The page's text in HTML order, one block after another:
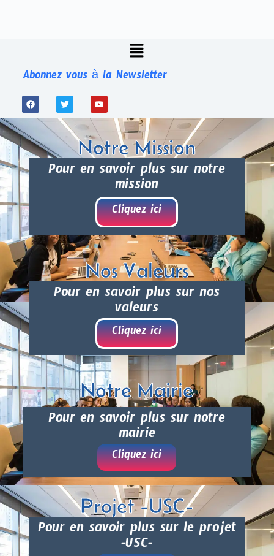
Abonnez vous à la Newsletter
Notre Mission
Pour en savoir plus sur notre
mission
Cliquez ici
Nos Valeurs
Pour en savoir plus sur nos
valeurs
Cliquez ici
Notre Mairie
Pour en savoir plus sur notre
mairie
Cliquez ici
Projet -USC-
Pour en savoir plus sur le projet
-USC-